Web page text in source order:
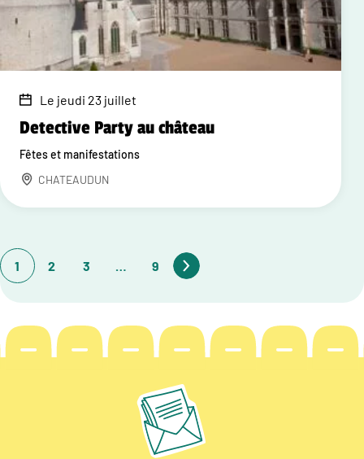
Le jeudi 23 juillet
Detective Party au château
Fêtes et manifestations
CHATEAUDUN
1 2 3 … 9